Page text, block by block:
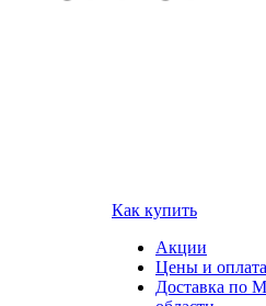
Как купить
Акции
Цены и оплата
Доставка по